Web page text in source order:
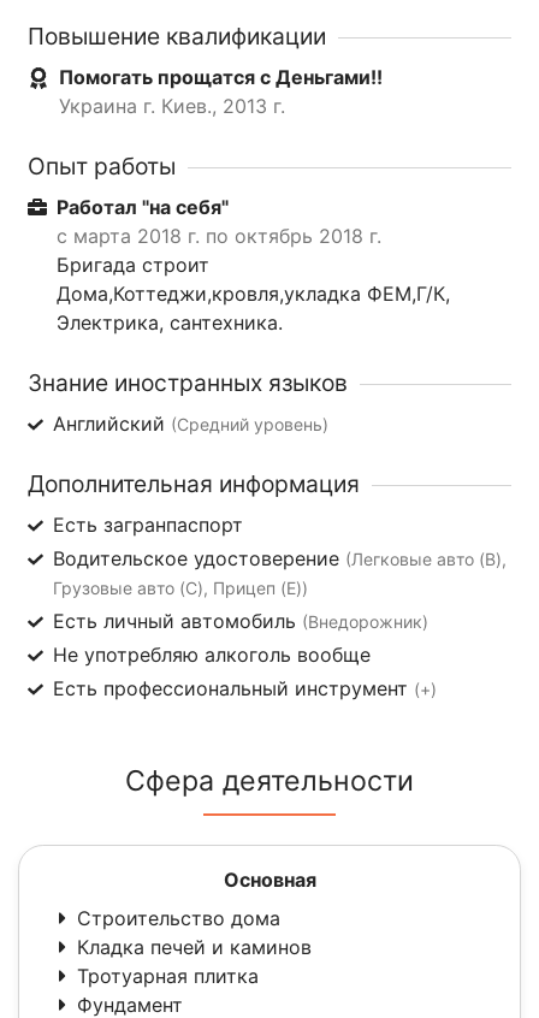
Повышение квалификации
Помогать прощатся с Деньгами!!
Украина г. Киев., 2013 г.
Опыт работы
Работал "на себя"
с марта 2018 г. по октябрь 2018 г.
Бригада строит
Дома,Коттеджи,кровля,укладка ФЕМ,Г/К,
Электрика, сантехника.
Знание иностранных языков
Английский (Средний уровень)
Дополнительная информация
Есть загранпаспорт
Водительское удостоверение (Легковые авто (B),
Грузовые авто (C), Прицеп (E))
Есть личный автомобиль (Внедорожник)
Не употребляю алкоголь вообще
Есть профессиональный инструмент (+)
Сфера деятельности
Основная
Строительство дома
Кладка печей и каминов
Тротуарная плитка
Фундамент